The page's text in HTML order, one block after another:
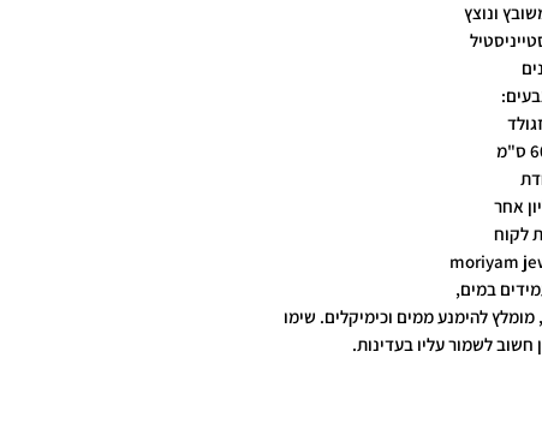
ונוצץ
אחר
לקוח
במים,
להימנע ממים וכימיקלים. שימו
לשמור עליו בעדינות.